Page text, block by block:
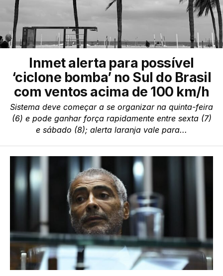
Inmet alerta para possível
‘ciclone bomba’ no Sul do Brasil
com ventos acima de 100 km/h
Sistema deve começar a se organizar na quinta-feira
(6) e pode ganhar força rapidamente entre sexta (7)
e sábado (8); alerta laranja vale para...